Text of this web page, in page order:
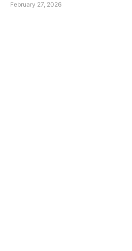
February 27, 2026